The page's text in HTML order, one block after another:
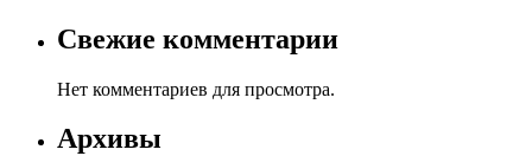
Свежие комментарии
Нет комментариев для просмотра.
Архивы